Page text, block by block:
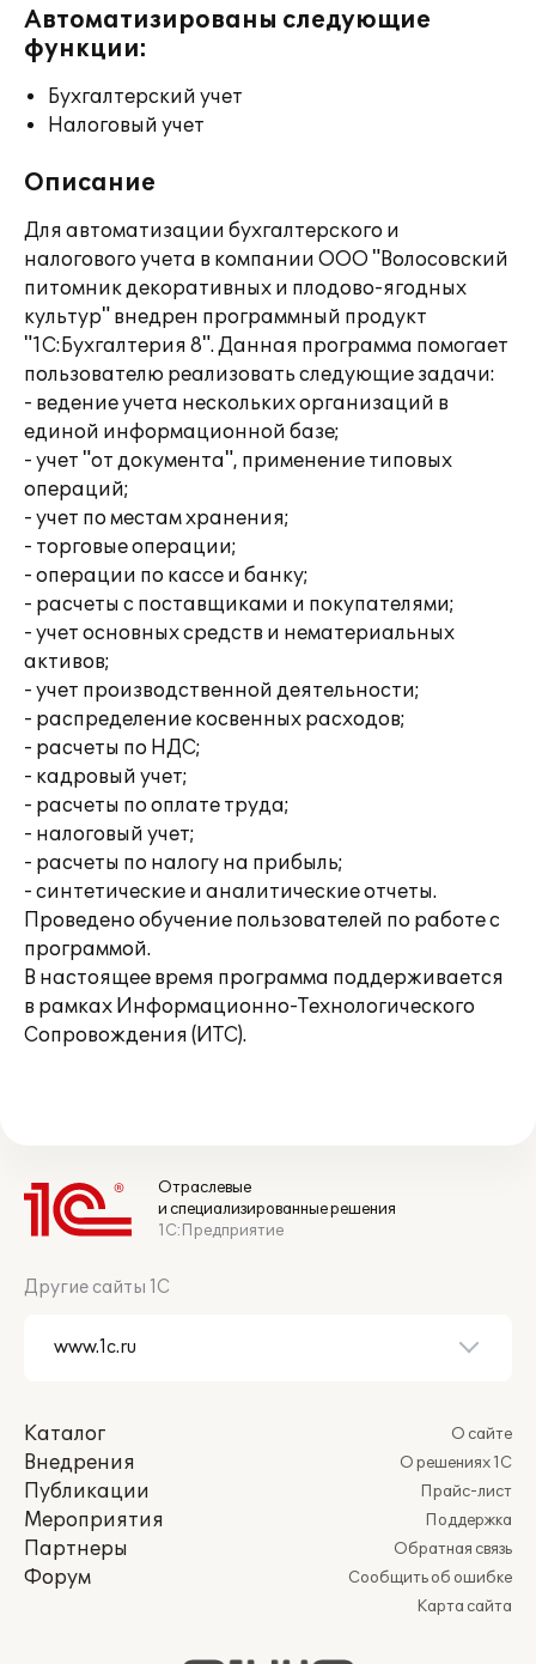
Автоматизированы следующие
функции:
Бухгалтерский учет
Налоговый учет
Описание
Для автоматизации бухгалтерского и
налогового учета в компании ООО "Волосовский
питомник декоративных и плодово-ягодных
культур" внедрен программный продукт
"1С:Бухгалтерия 8". Данная программа помогает
пользователю реализовать следующие задачи:
- ведение учета нескольких организаций в
единой информационной базе;
- учет "от документа", применение типовых
операций;
- учет по местам хранения;
- торговые операции;
- операции по кассе и банку;
- расчеты с поставщиками и покупателями;
- учет основных средств и нематериальных
активов;
- учет производственной деятельности;
- распределение косвенных расходов;
- расчеты по НДС;
- кадровый учет;
- расчеты по оплате труда;
- налоговый учет;
- расчеты по налогу на прибыль;
- синтетические и аналитические отчеты.
Проведено обучение пользователей по работе с
программой.
В настоящее время программа поддерживается
в рамках Информационно-Технологического
Сопровождения (ИТС).
Отраслевые
и специализированные решения
1С:Предприятие
Другие сайты 1С
Каталог
Внедрения
Публикации
Мероприятия
Партнеры
Форум
О сайте
О решениях 1С
Прайс-лист
Поддержка
Обратная связь
Сообщить об ошибке
Карта сайта